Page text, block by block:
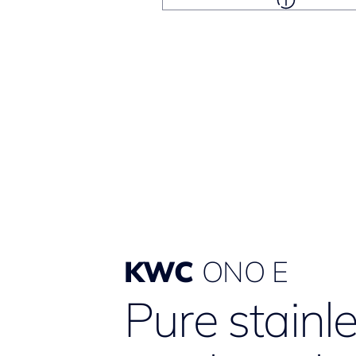
KWC ONO E
Pure